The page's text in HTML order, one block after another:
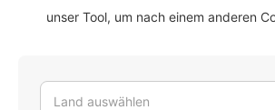
unser Tool, um nach einem anderen
Land auswählen